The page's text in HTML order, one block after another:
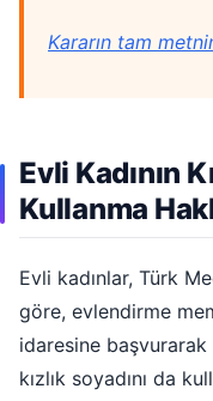
Kararın tam
Evli Kadının
Kullanma
Evli kadınlar, Türk
göre, evlendirme
idaresine başvurarak
kızlık soyadını da